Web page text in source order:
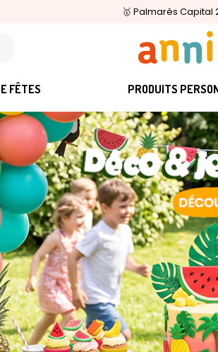
Livraison relais
🥇 Palmarès Capital
⭐⭐⭐⭐⭐4,6/5(24
FÊTES PRODUITS